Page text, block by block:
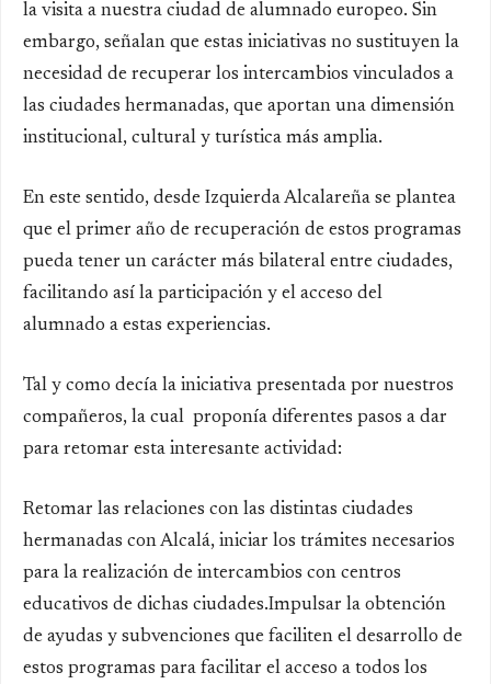
la visita a nuestra ciudad de alumnado europeo. Sin
embargo, señalan que estas iniciativas no sustituyen la
necesidad de recuperar los intercambios vinculados a
las ciudades hermanadas, que aportan una dimensión
institucional, cultural y turística más amplia.
En este sentido, desde Izquierda Alcalareña se plantea
que el primer año de recuperación de estos programas
pueda tener un carácter más bilateral entre ciudades,
facilitando así la participación y el acceso del
alumnado a estas experiencias.
Tal y como decía la iniciativa presentada por nuestros
compañeros, la cual proponía diferentes pasos a dar
para retomar esta interesante actividad:
Retomar las relaciones con las distintas ciudades
hermanadas con Alcalá, iniciar los trámites necesarios
para la realización de intercambios con centros
educativos de dichas ciudades.Impulsar la obtención
de ayudas y subvenciones que faciliten el desarrollo de
estos programas para facilitar el acceso a todos los